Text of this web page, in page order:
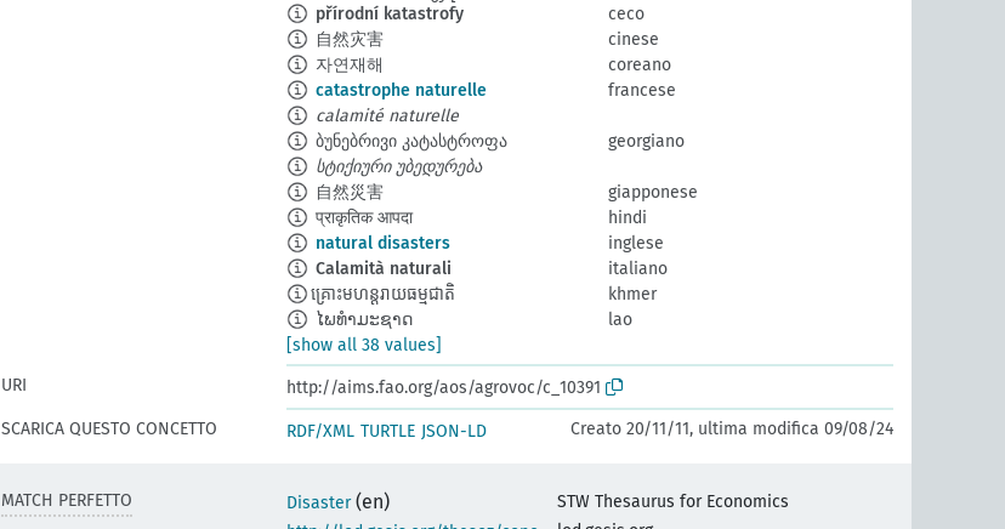
přírodní katastrofy
ceco
自然灾害
cinese
자연재해
coreano
catastrophe naturelle
francese
calamité naturelle
ბუნებრივი კატასტროფა
georgiano
სტიქიური უბედურება
自然災害
giapponese
प्राकृतिक आपदा
hindi
natural disasters
inglese
Calamità naturali
italiano
​គ្រោះមហន្តរាយធម្មជាតិ
khmer
ໄພທຳມະຊາດ
lao
[show all 38 values]
URI
http://aims.fao.org/aos/agrovoc/c_10391
SCARICA QUESTO CONCETTO
RDF/XML TURTLE JSON-LD Creato 20/11/11, ultima modifica 09/08/24
MATCH PERFETTO Disaster (en)
STW Thesaurus for Economics